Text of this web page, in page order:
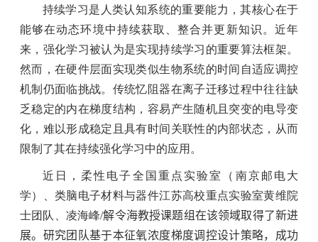
持续学习是人类认知系统的重要能力，其核心在于
能够在动态环境中持续获取、整合并更新知识。近年
来，强化学习被认为是实现持续学习的重要算法框架。
然而，在硬件层面实现类似生物系统的时间自适应调控
机制仍面临挑战。传统忆阻器在离子迁移过程中往往缺
乏稳定的内在梯度结构，容易产生随机且突变的电导变
化，难以形成稳定且具有时间关联性的内部状态，从而
限制了其在持续强化学习中的应用。
近日，柔性电子全国重点实验室（南京邮电大
学）、类脑电子材料与器件江苏高校重点实验室黄维院
士团队、凌海峰/解令海教授课题组在该领域取得了新进
展。研究团队基于本征氧浓度梯度调控设计策略，成功